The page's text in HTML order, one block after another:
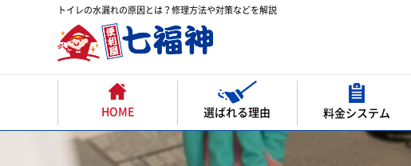
トイレの水漏れの原因とは？修理方法や対策などを解説
HOME 選ばれる理由 料金システム